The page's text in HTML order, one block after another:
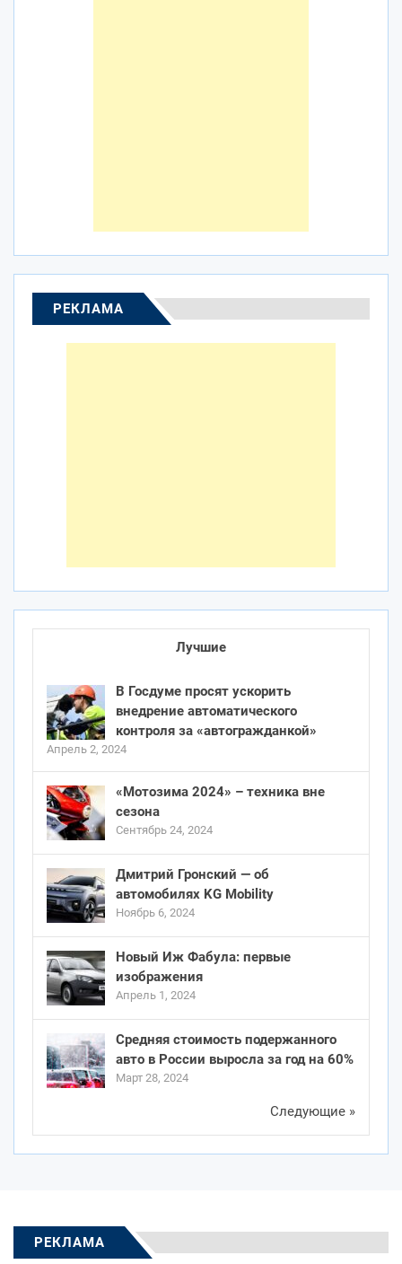
РЕКЛАМА
Лучшие
В Госдуме просят ускорить
внедрение автоматического
контроля за «автогражданкой»
Апрель 2, 2024
«Мотозима 2024» – техника вне
сезона
Сентябрь 24, 2024
Дмитрий Гронский — об
автомобилях KG Mobility
Ноябрь 6, 2024
Новый Иж Фабула: первые
изображения
Апрель 1, 2024
Средняя стоимость подержанного
авто в России выросла за год на 60%
Март 28, 2024
Следующие »
РЕКЛАМА